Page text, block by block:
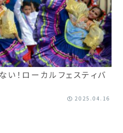
い！ローカルフェスティバ
2025.04.16